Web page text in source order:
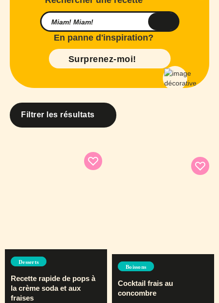
En panne d'inspiration?
Surprenez-moi!
Filtrer les résultats
Desserts
Recette rapide de pops à
la crème soda et aux
fraises
Boissons
Cocktail frais au
concombre